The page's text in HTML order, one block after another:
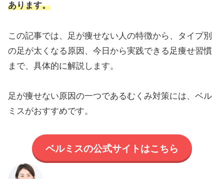
あります。
この記事では、足が痩せない人の特徴から、タイプ別
の足が太くなる原因、今日から実践できる足痩せ習慣
まで、具体的に解説します。
足が痩せない原因の一つであるむくみ対策には、ベル
ミスがおすすめです。
ベルミスの公式サイトはこちら